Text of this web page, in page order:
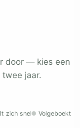
door — kies een
jaar.
zich snel Volgeboekt